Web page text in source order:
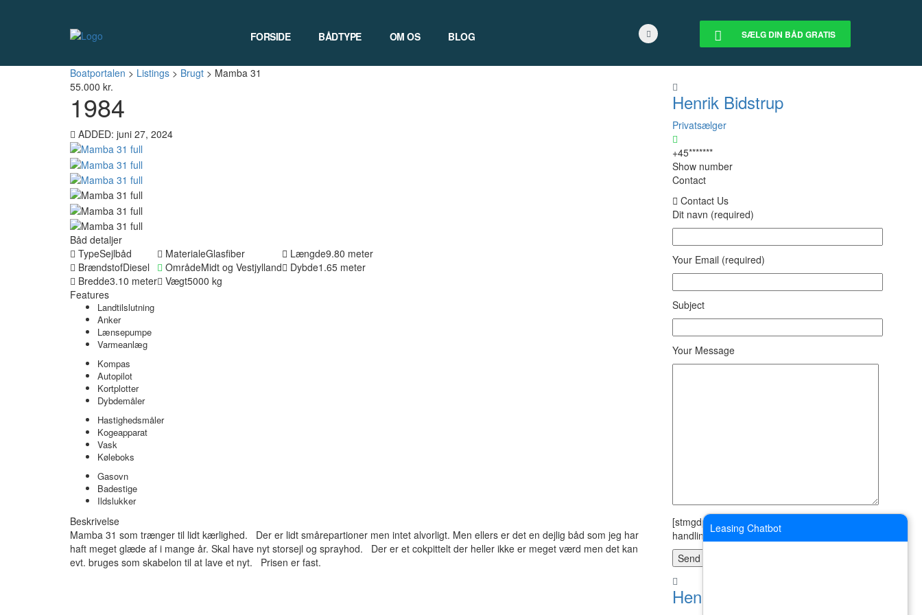
SÆLG DIN BÅD GRATIS
FORSIDE BÅDTYPE OM OS BLOG
Boatportalen > Listings > Brugt > Mamba 31
55.000 kr.
1984
ADDED: juni 27, 2024
Båd detaljer
TypeSejlbåd MaterialeGlasfiber Længde9.80 meter
BrændstofDiesel OmrådeMidt og Vestjylland Dybde1.65 meter
Bredde3.10 meter Vægt5000 kg
Features
Landtilslutning
Anker
Lænsepumpe
Varmeanlæg
Kompas
Autopilot
Kortplotter
Dybdemåler
Hastighedsmåler
Kogeapparat
Vask
Køleboks
Gasovn
Badestige
Ildslukker
Beskrivelse
Mamba 31 som trænger til lidt kærlighed. Der er lidt smårepartioner men intet alvorligt. Men ellers er det en dejlig båd som jeg har
haft meget glæde af i mange år. Skal have nyt storsejl og sprayhod. Der er et cokpittelt der heller ikke er meget værd men det kan
evt. bruges som skabelon til at lave et nyt. Prisen er fast.
Henrik Bidstrup
Privatsælger
+45*******
Show number
Contact
Contact Us
Dit navn (required)
Your Email (required)
Subject
Your Message
[stmgdpr "I agree with storage and
handling of my data by this website."]
Henrik Bidstrup
Leasing Chatbot